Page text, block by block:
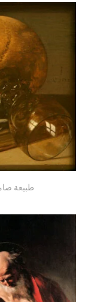
طبيعة